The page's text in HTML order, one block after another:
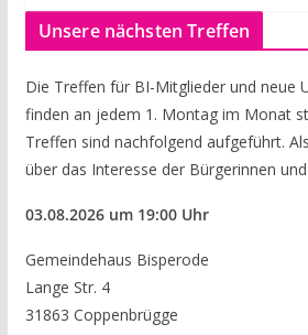
Unsere nächsten Treffen
Die Treffen für BI-Mitglieder und neue
finden an jedem 1. Montag im Monat
Treffen sind nachfolgend aufgeführt.
über das Interesse der Bürgerinnen
03.08.2026um 19:00 Uhr
Gemeindehaus Bisperode
Lange Str. 4
31863 Coppenbrügge